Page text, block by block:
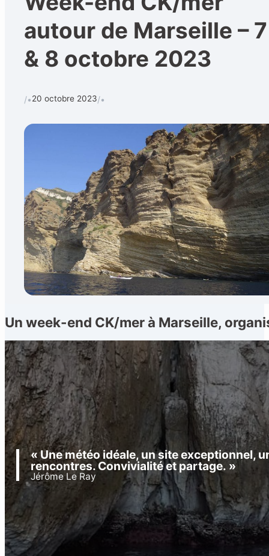
CalendrierTechniques et
Rechercher
Formulaire de contact
Français
autour de Marseille – 7
& 8 octobre 2023
/•20 octobre 2023/•
Un week-end CK/mer à Marseille,
« Une météo idéale, un site exceptionnel,
rencontres. Convivialité et partage. »
Jérôme Le Ray